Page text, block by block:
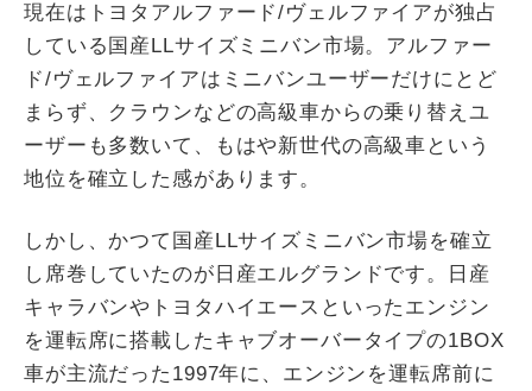
現在はトヨタアルファード/ヴェルファイアが独占
している国産LLサイズミニバン市場。アルファー
ド/ヴェルファイアはミニバンユーザーだけにとど
まらず、クラウンなどの高級車からの乗り替えユ
ーザーも多数いて、もはや新世代の高級車という
地位を確立した感があります。
しかし、かつて国産LLサイズミニバン市場を確立
し席巻していたのが日産エルグランドです。日産
キャラバンやトヨタハイエースといったエンジン
を運転席に搭載したキャブオーバータイプの1BOX
車が主流だった1997年に、エンジンを運転席前に